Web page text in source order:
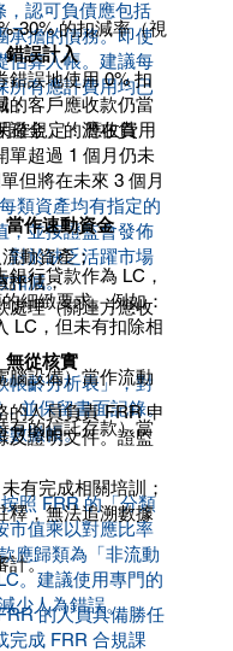
，認可負債應包括
承擔的債務。即使
估算入帳。建議每
所有應計費用均已
30% 的扣減率（視
錯誤地使用 0% 扣
；
證金」的潛在負
類資產均有指定的
，並按證監會發佈
對於缺乏活躍市場
扣減。
錯誤計入
的客戶應收款仍當
確規定：應收費用
單超過 1 個月仍未
但將在未來 3 個月
動資產；
評估；
處理（關連方應收
帳齡分析表」，對
並保留書面記錄。
數撇帳。
當作速動資金
行貸款作為 LC，
細緻要求。例如：
LC，但未有扣除相
腦設備）當作流動
有的信託存款）當
照 FRR 的「分類
市值乘以對應比率
應歸類為「非流動
。建議使用專門的
少人為錯誤。
無從核實
的人員負責 FRR 申
及證明文件。證監
有完成相關培訓；
釋，無法追溯數據
計。
的人員具備勝任
完成 FRR 合規課